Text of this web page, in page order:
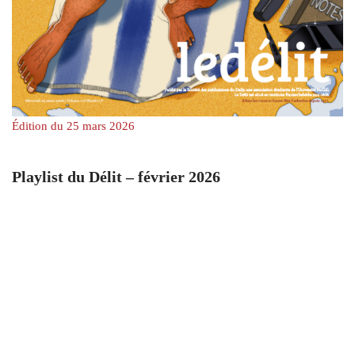
Édition du 25 mars 2026
Playlist du Délit – février 2026